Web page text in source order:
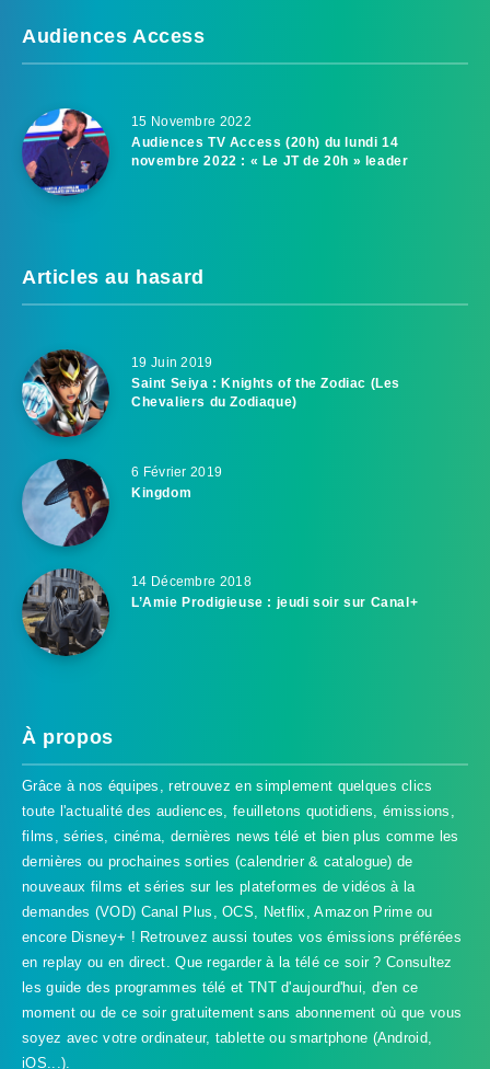
Audiences Access
15 Novembre 2022
Audiences TV Access (20h) du lundi 14
novembre 2022 : « Le JT de 20h » leader
Articles au hasard
19 Juin 2019
Saint Seiya : Knights of the Zodiac (Les
Chevaliers du Zodiaque)
6 Février 2019
Kingdom
14 Décembre 2018
L’Amie Prodigieuse : jeudi soir sur Canal+
À propos
Grâce à nos équipes, retrouvez en simplement quelques clics
toute l'actualité des audiences, feuilletons quotidiens, émissions,
films, séries, cinéma, dernières news télé et bien plus comme les
dernières ou prochaines sorties (calendrier & catalogue) de
nouveaux films et séries sur les plateformes de vidéos à la
demandes (VOD) Canal Plus, OCS, Netflix, Amazon Prime ou
encore Disney+ ! Retrouvez aussi toutes vos émissions préférées
en replay ou en direct. Que regarder à la télé ce soir ? Consultez
les guide des programmes télé et TNT d'aujourd'hui, d'en ce
moment ou de ce soir gratuitement sans abonnement où que vous
soyez avec votre ordinateur, tablette ou smartphone (Android,
iOS...).
TVProgramme respecte votre vie
TVProgramme utilise des Cookies dans le but de traiter